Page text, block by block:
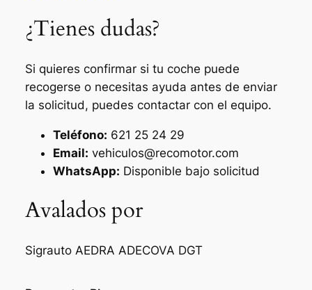
¿Tienes dudas?
Si quieres confirmar si tu coche puede
recogerse o necesitas ayuda antes de enviar
la solicitud, puedes contactar con el equipo.
Teléfono: 621 25 24 29
Email: vehiculos@recomotor.com
WhatsApp: Disponible bajo solicitud
Avalados por
Sigrauto AEDRA ADECOVA DGT